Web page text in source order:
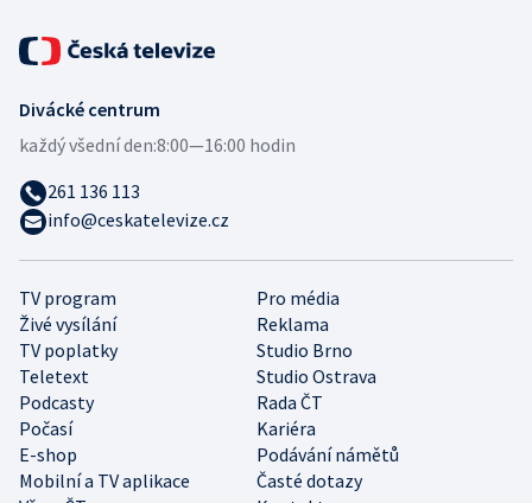
TV program
Pro média
Živé vysílání
Reklama
TV poplatky
Studio Brno
Teletext
Studio Ostrava
Podcasty
Rada ČT
Počasí
Kariéra
E-shop
Podávání námětů
Mobilní a TV aplikace
Časté dotazy
Divácké centrum
každý všední den:8:00—16:00 hodin
261 136 113
info@ceskatelevize.cz